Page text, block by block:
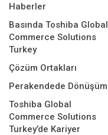
Haberler
Basında Toshiba Global
Commerce Solutions
Turkey
Çözüm Ortakları
Perakendede Dönüşüm
Toshiba Global
Commerce Solutions
Turkey’de Kariyer